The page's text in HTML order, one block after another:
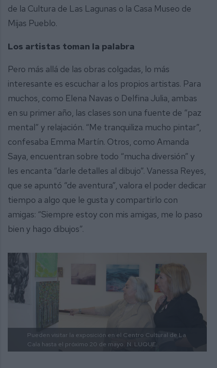
de la Cultura de Las Lagunas o la Casa Museo de
Mijas Pueblo.
Los artistas toman la palabra
Pero más allá de las obras colgadas, lo más
interesante es escuchar a los propios artistas. Para
muchos, como Elena Navas o Delfina Julia, ambas
en su primer año, las clases son una fuente de “paz
mental” y relajación. “Me tranquiliza mucho pintar”,
confesaba Emma Martín. Otros, como Amanda
Saya, encuentran sobre todo “mucha diversión” y
les encanta “darle detalles al dibujo”. Vanessa Reyes,
que se apuntó “de aventura”, valora el poder dedicar
tiempo a algo que le gusta y compartirlo con
amigas: “Siempre estoy con mis amigas, me lo paso
bien y hago dibujos”.
Pueden visitar la exposición en el Centro Cultural de La
Cala hasta el próximo 20 de mayo. N. LUQUE.